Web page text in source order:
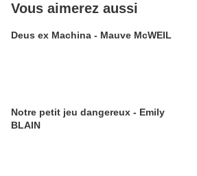
Vous aimerez aussi
Deus ex Machina - Mauve McWEIL
Notre petit jeu dangereux - Emily
BLAIN